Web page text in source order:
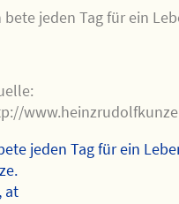
bete jeden Tag für ein
jeden Tag für ein
at